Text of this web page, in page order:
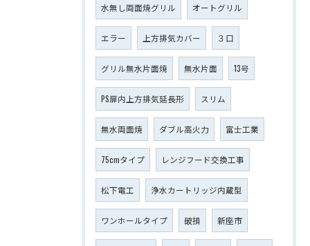
水無し両面焼グリル オートグリル
エラー 上方排気カバー ３口
グリル無水片面焼 無水片面 13号
PS扉内上方排気延長形 スリム
無水両面焼 ダブル高火力 富士工業
75cmタイプ レンジフード交換工事
松下電工 浄水カートリッジ内蔵型
ワンホールタイプ 破損 新座市